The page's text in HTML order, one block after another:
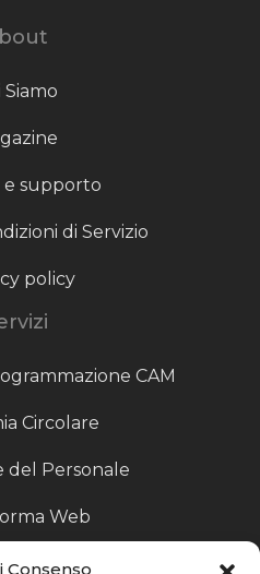
Consenso
Siamo
supporto
di Servizio
policy
CAM
Circolare
del Personale
Web
fornitori